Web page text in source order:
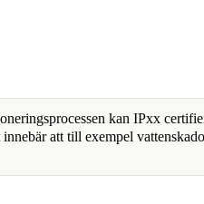
kan IPxx
innebär att till exempel